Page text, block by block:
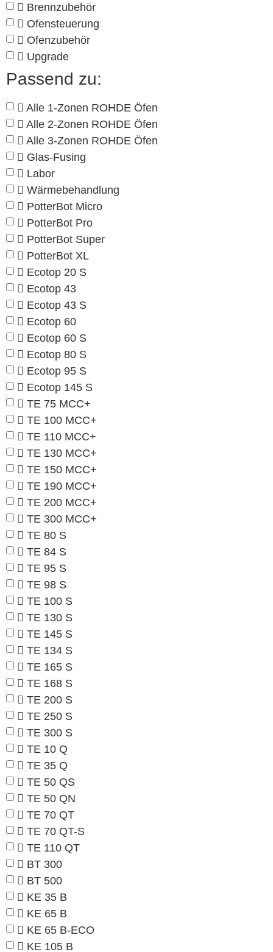
Brennzubehör
Ofensteuerung
Ofenzubehör
Upgrade
Passend zu:
Alle 1-Zonen ROHDE Öfen
Alle 2-Zonen ROHDE Öfen
Alle 3-Zonen ROHDE Öfen
Glas-Fusing
Labor
Wärmebehandlung
PotterBot Micro
PotterBot Pro
PotterBot Super
PotterBot XL
Ecotop 20 S
Ecotop 43
Ecotop 43 S
Ecotop 60
Ecotop 60 S
Ecotop 80 S
Ecotop 95 S
Ecotop 145 S
TE 75 MCC+
TE 100 MCC+
TE 110 MCC+
TE 130 MCC+
TE 150 MCC+
TE 190 MCC+
TE 200 MCC+
TE 300 MCC+
TE 80 S
TE 84 S
TE 95 S
TE 98 S
TE 100 S
TE 130 S
TE 145 S
TE 134 S
TE 165 S
TE 168 S
TE 200 S
TE 250 S
TE 300 S
TE 10 Q
TE 35 Q
TE 50 QS
TE 50 QN
TE 70 QT
TE 70 QT-S
TE 110 QT
BT 300
BT 500
KE 35 B
KE 65 B
KE 65 B-ECO
KE 105 B